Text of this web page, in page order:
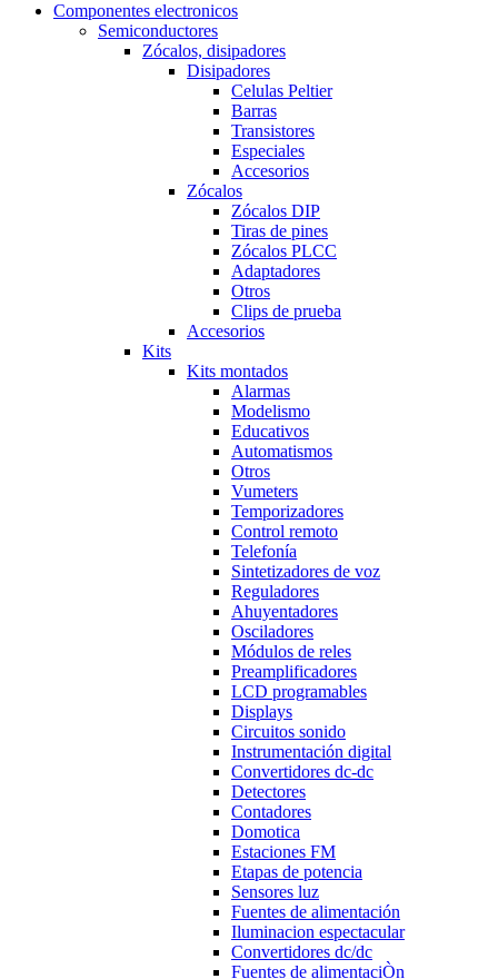
Componentes electronicos
Semiconductores
Zócalos, disipadores
Disipadores
Celulas Peltier
Barras
Transistores
Especiales
Accesorios
Zócalos
Zócalos DIP
Tiras de pines
Zócalos PLCC
Adaptadores
Otros
Clips de prueba
Accesorios
Kits
Kits montados
Alarmas
Modelismo
Educativos
Automatismos
Otros
Vumeters
Temporizadores
Control remoto
Telefonía
Sintetizadores de voz
Reguladores
Ahuyentadores
Osciladores
Módulos de reles
Preamplificadores
LCD programables
Displays
Circuitos sonido
Instrumentación digital
Convertidores dc-dc
Detectores
Contadores
Domotica
Estaciones FM
Etapas de potencia
Sensores luz
Fuentes de alimentación
Iluminacion espectacular
Convertidores dc/dc
Fuentes de alimentaciÒn